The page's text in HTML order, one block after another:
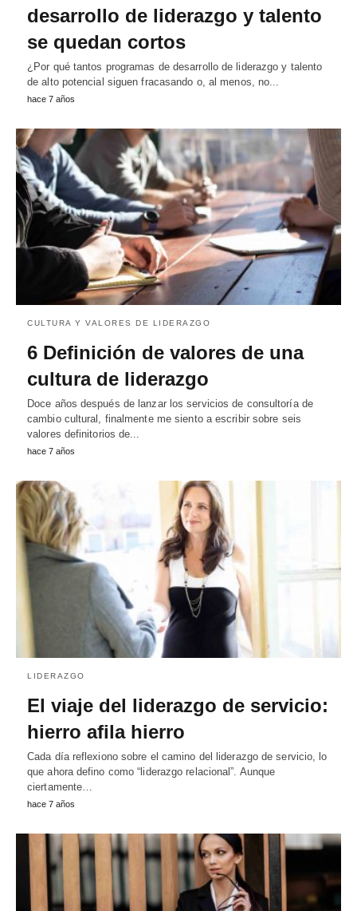
desarrollo de liderazgo y talento
se quedan cortos
¿Por qué tantos programas de desarrollo de liderazgo y talento
de alto potencial siguen fracasando o, al menos, no...
hace 7 años
CULTURA Y VALORES DE LIDERAZGO
6 Definición de valores de una
cultura de liderazgo
Doce años después de lanzar los servicios de consultoría de
cambio cultural, finalmente me siento a escribir sobre seis
valores definitorios de...
hace 7 años
LIDERAZGO
El viaje del liderazgo de servicio:
hierro afila hierro
Cada día reflexiono sobre el camino del liderazgo de servicio, lo
que ahora defino como “liderazgo relacional”. Aunque
ciertamente…
hace 7 años